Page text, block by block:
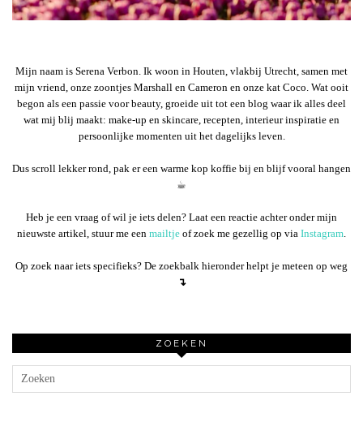
Mijn naam is Serena Verbon. Ik woon in Houten, vlakbij Utrecht, samen met
mijn vriend, onze zoontjes Marshall en Cameron en onze kat Coco. Wat ooit
begon als een passie voor beauty, groeide uit tot een blog waar ik alles deel
wat mij blij maakt: make-up en skincare, recepten, interieur inspiratie en
persoonlijke momenten uit het dagelijks leven.
Dus scroll lekker rond, pak er een warme kop koffie bij en blijf vooral hangen
☕︎
Heb je een vraag of wil je iets delen? Laat een reactie achter onder mijn
nieuwste artikel, stuur me een mailtje of zoek me gezellig op via Instagram
Op zoek naar iets specifieks? De zoekbalk hieronder helpt je meteen op weg
↴
ZOEKEN